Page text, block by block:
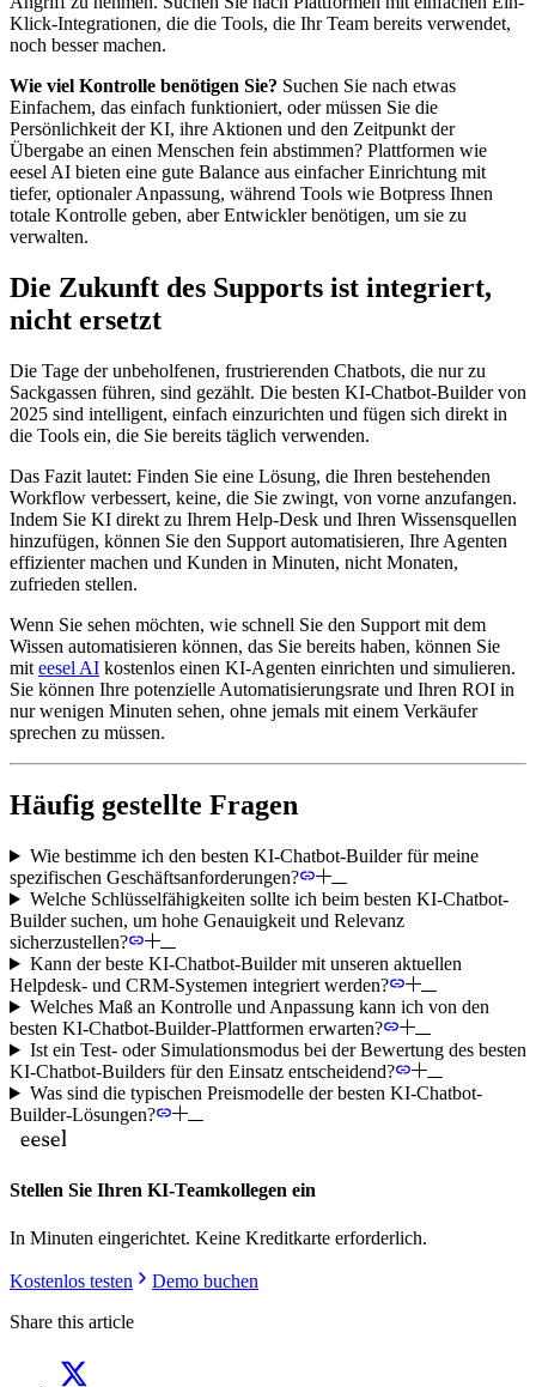
Klick-Integrationen, die die Tools, die Ihr Team bereits verwendet,
noch besser machen.
Wie viel Kontrolle benötigen Sie? Suchen Sie nach etwas
Einfachem, das einfach funktioniert, oder müssen Sie die
Persönlichkeit der KI, ihre Aktionen und den Zeitpunkt der
Übergabe an einen Menschen fein abstimmen? Plattformen wie
eesel AI bieten eine gute Balance aus einfacher Einrichtung mit
tiefer, optionaler Anpassung, während Tools wie Botpress Ihnen
totale Kontrolle geben, aber Entwickler benötigen, um sie zu
verwalten.
Die Zukunft des Supports ist integriert,
nicht ersetzt
Die Tage der unbeholfenen, frustrierenden Chatbots, die nur zu
Sackgassen führen, sind gezählt. Die besten KI-Chatbot-Builder von
2025 sind intelligent, einfach einzurichten und fügen sich direkt in
die Tools ein, die Sie bereits täglich verwenden.
Das Fazit lautet: Finden Sie eine Lösung, die Ihren bestehenden
Workflow verbessert, keine, die Sie zwingt, von vorne anzufangen.
Indem Sie KI direkt zu Ihrem Help-Desk und Ihren Wissensquellen
hinzufügen, können Sie den Support automatisieren, Ihre Agenten
effizienter machen und Kunden in Minuten, nicht Monaten,
zufrieden stellen.
Wenn Sie sehen möchten, wie schnell Sie den Support mit dem
Wissen automatisieren können, das Sie bereits haben, können Sie
mit eesel AI kostenlos einen KI-Agenten einrichten und simulieren.
Sie können Ihre potenzielle Automatisierungsrate und Ihren ROI in
nur wenigen Minuten sehen, ohne jemals mit einem Verkäufer
sprechen zu müssen.
Häufig gestellte Fragen
Wie bestimme ich den besten KI-Chatbot-Builder für meine
spezifischen Geschäftsanforderungen?
Welche Schlüsselfähigkeiten sollte ich beim besten KI-Chatbot-
Builder suchen, um hohe Genauigkeit und Relevanz
sicherzustellen?
Kann der beste KI-Chatbot-Builder mit unseren aktuellen
Helpdesk- und CRM-Systemen integriert werden?
Welches Maß an Kontrolle und Anpassung kann ich von den
besten KI-Chatbot-Builder-Plattformen erwarten?
Ist ein Test- oder Simulationsmodus bei der Bewertung des besten
KI-Chatbot-Builders für den Einsatz entscheidend?
Was sind die typischen Preismodelle der besten KI-Chatbot-
Builder-Lösungen?
Stellen Sie Ihren KI-Teamkollegen ein
In Minuten eingerichtet. Keine Kreditkarte erforderlich.
Kostenlos testen
Demo buchen
Share this article